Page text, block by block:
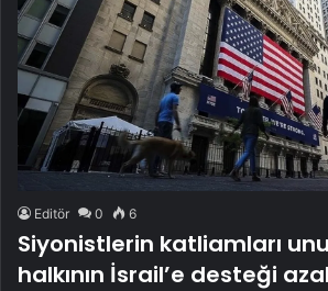
Editör 0 6
Siyonistlerin katliamları
halkının İsrail’e desteği